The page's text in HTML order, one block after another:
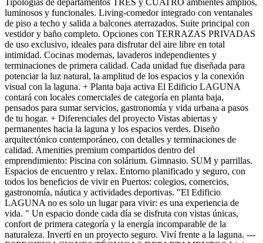
Tipologías de departamentos TRES y CUATRO ambientes amplios,
luminosos y funcionales. Living-comedor integrado con ventanales
de piso a techo y salida a balcones aterrazados. Suite principal con
vestidor y baño completo. Opciones con TERRAZAS PRIVADAS
de uso exclusivo, ideales para disfrutar del aire libre en total
intimidad. Cocinas modernas, lavaderos independientes y
terminaciones de primera calidad. Cada unidad fue diseñada para
potenciar la luz natural, la amplitud de los espacios y la conexión
visual con la laguna. + Planta baja activa El Edificio LAGUNA
contará con locales comerciales de categoría en planta baja,
pensados para sumar servicios, gastronomía y vida urbana a pasos
de tu hogar. + Diferenciales del proyecto Vistas abiertas y
permanentes hacia la laguna y los espacios verdes. Diseño
arquitectónico contemporáneo, con detalles y terminaciones de
calidad. Amenities premium compartidos dentro del
emprendimiento: Piscina con solárium. Gimnasio. SUM y parrillas.
Espacios de encuentro y relax. Entorno planificado y seguro, con
todos los beneficios de vivir en Puertos: colegios, comercios,
gastronomía, náutica y actividades deportivas. "El Edificio
LAGUNA no es solo un lugar para vivir: es una experiencia de
vida. " Un espacio donde cada día se disfruta con vistas únicas,
confort de primera categoría y la energía incomparable de la
naturaleza. Invertí en un proyecto seguro. Viví frente a la laguna. ---